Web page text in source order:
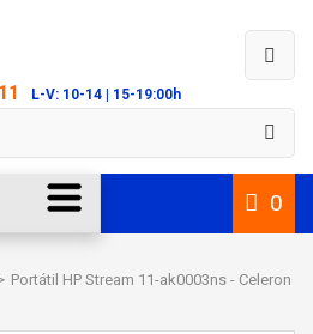
L-V: 10-14 | 15-19:00h
0
Portátil HP Stream 11-ak0003ns - Celeron